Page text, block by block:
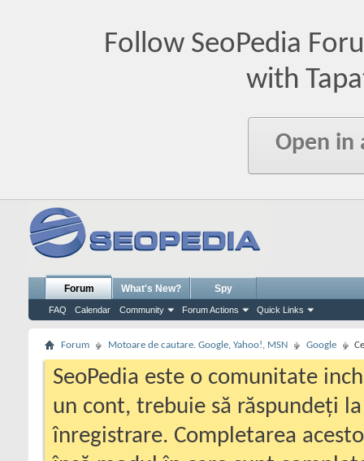
Follow SeoPedia
with
Open in
Forum
FAQ Calendar Community Forum Actions Quick Links
What's New? Spy
Forum Motoare de cautare. Google, Yahoo!, MSN Google
SeoPedia este o comunitate
un cont, trebuie să răspundeți
înregistrare. Completarea